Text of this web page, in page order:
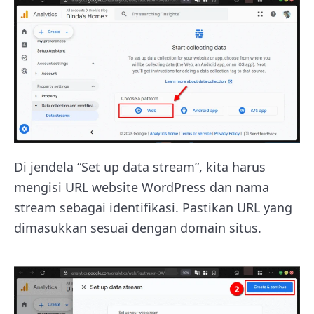
Di jendela “Set up data stream”, kita harus
mengisi URL website WordPress dan nama
stream sebagai identifikasi. Pastikan URL yang
dimasukkan sesuai dengan domain situs.